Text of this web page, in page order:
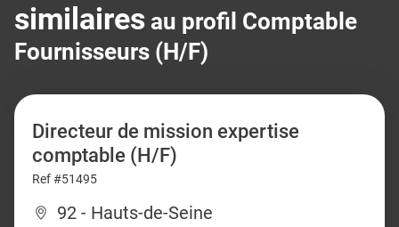
similaires au profil Comptable
Fournisseurs (H/F)
Directeur de mission expertise
comptable (H/F)
Ref #51495
92 - Hauts-de-Seine